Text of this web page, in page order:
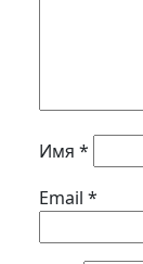
Имя *
Email *